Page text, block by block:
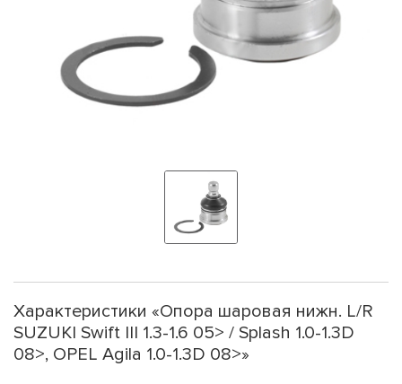
Характеристики «Опора шаровая нижн. L/R
SUZUKI Swift III 1.3-1.6 05> / Splash 1.0-1.3D
08>, OPEL Agila 1.0-1.3D 08>»